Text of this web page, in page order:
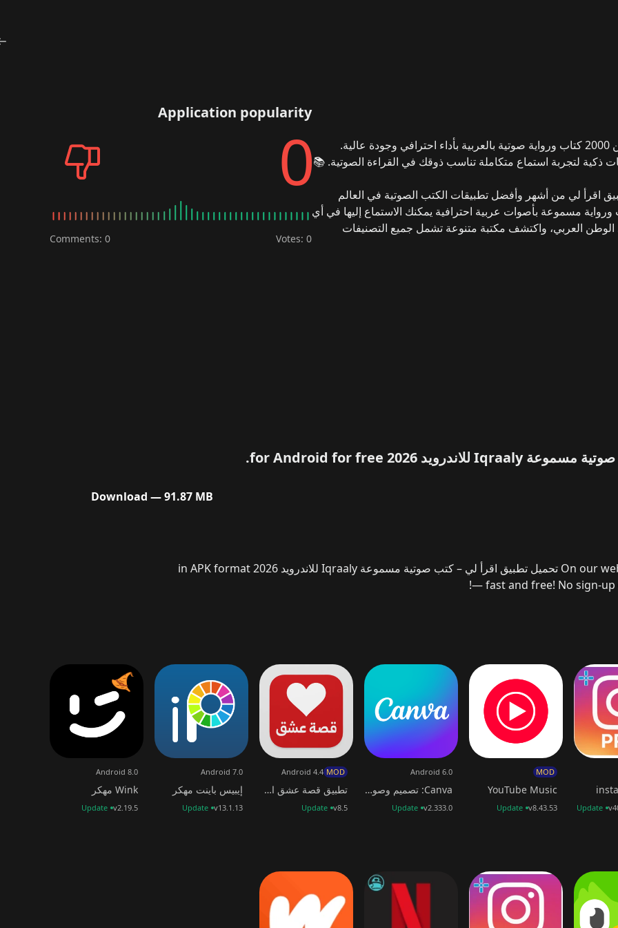
واستمتع بأكثر من 2000 كتاب ورواية صوتية بالعربية بأداء احترافي وجودة عالية.
لتجربة استماع متكاملة تناسب ذوقك في القراءة الصوتية. 📚
اقرأ لي من أشهر وأفضل تطبيقات الكتب الصوتية في العالم
بأصوات عربية احترافية يمكنك الاستماع إليها في أي
العربي، واكتشف مكتبة متنوعة تشمل جميع التصنيفات
لتقديم ترشيحات ذكية تناسب ذوقك الشخصي.بمجرد الاستماع
بعض الروايات يتم تقديمها بصيغة تمثيلية درامية تجمع بين أكثر من
القصة.كما أن الصوت نقي ومتوازن، ما يجعله مثاليًا للاستماع لفترات
يوفر التطبيق تحكمًا متقدمًا في تجربة الاستخدام:
الطويلة أو المستمعين أثناء القيادة أو التمارين. واجهة عربية
تناسب جميع الفئات العمرية.
يمكنك البحث باسم الكتاب أو
التصنيف الذكي والمنظم. كما أن التصميم مريح للعين، ويدعم
متنوع لكل أفراد الأسرةيحتوي تطبيق اقرأ لي على محتوى يناسب
إضافات من مؤلفين محددين.
يضم تطبيق اقرأ لي أكثر من
حول
الصوتية. يمكنك الانضمام إلى مجتمع القرّاء، مشاركة آرائك،
خطط الاشتراك في تطبيق اقرأ لي مدفوع مهكر
يقدّم التطبيق عدة
Application popularity
0
Votes: 0
Comments: 0
Download — 91.87 MB
On our website, you can download the latest version of تحميل تطبيق اقرأ لي – كتب صوتية مسموعة Iqraaly للاندرويد 2026 in APK format
— fast and free! No sign-up
Update
YouTube Music
MOD
v8.43.53
Update
Canva: تصميم وصور وفيديوهات
Android 6.0
v2.333.0
Update
تطبيق قصة عشق الاصلي
MOD
Android 4.4
v8.5
Update
إيبيس باينت مهكر
Android 7.0
v13.1.13
Update
Wink مهكر
Android 8.0
v2.19.5
Update